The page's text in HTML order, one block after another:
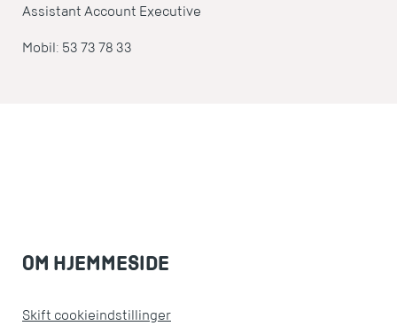
Assistant Account Executive
Mobil: 53 73 78 33
OM HJEMMESIDE
Skift cookieindstillinger